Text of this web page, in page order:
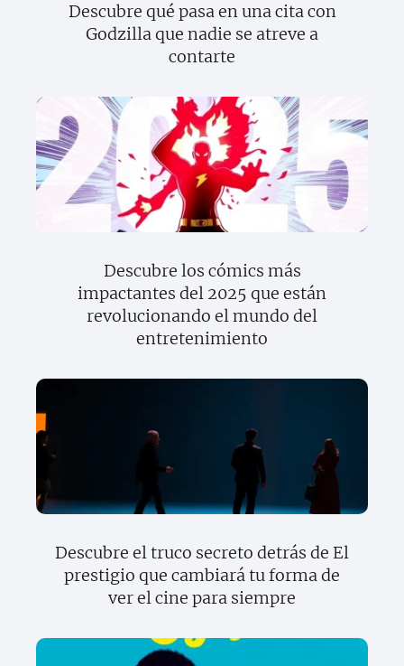
Descubre qué pasa en una cita con
Godzilla que nadie se atreve a
contarte
Descubre los cómics más
impactantes del 2025 que están
revolucionando el mundo del
entretenimiento
Descubre el truco secreto detrás de El
prestigio que cambiará tu forma de
ver el cine para siempre